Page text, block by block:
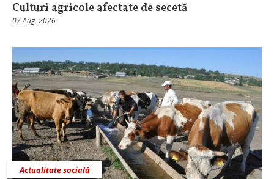
Culturi agricole afectate de secetă
07 Aug, 2026
Actualitate socială